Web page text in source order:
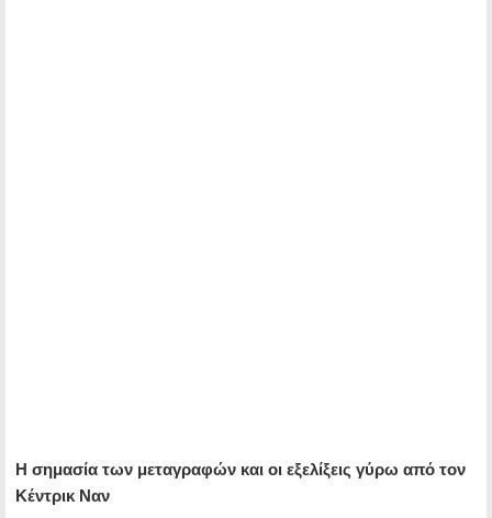
Η σημασία των μεταγραφών και οι εξελίξεις γύρω από τον
Κέντρικ Ναν